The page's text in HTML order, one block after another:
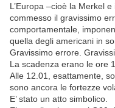
L’Europa –cioè la Merkel
commesso il gravissimo
comportamentale,
quella degli americani in
Gravissimo errore.
La scadenza erano le ore
Alle 12.01, esattamente,
sono ancora le fortezze
E’ stato un atto simbolico.